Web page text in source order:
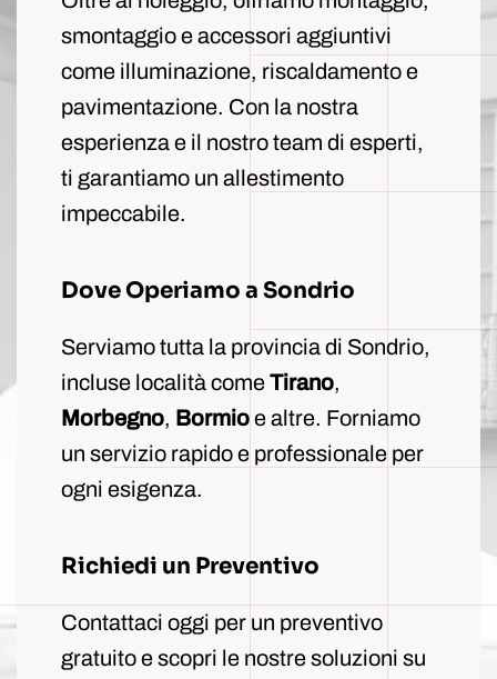
smontaggio e accessori aggiuntivi
come illuminazione, riscaldamento e
pavimentazione. Con la nostra
esperienza e il nostro team di esperti,
ti garantiamo un allestimento
impeccabile.
Dove Operiamo a Sondrio
Serviamo tutta la provincia di Sondrio,
incluse località comeTirano,
Morbegno, Bormioe altre. Forniamo
un servizio rapido e professionale per
ogni esigenza.
Richiedi un Preventivo
Contattaci oggi per un preventivo
gratuito e scopri le nostre soluzioni su